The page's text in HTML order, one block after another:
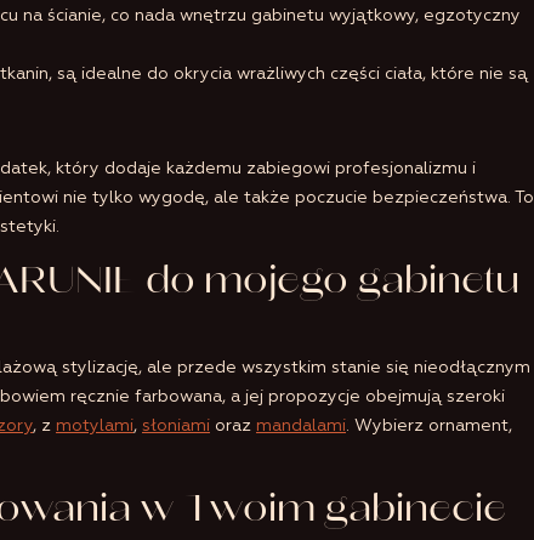
na ścianie, co nada wnętrzu gabinetu wyjątkowy, egzotyczny
są idealne do okrycia wrażliwych części ciała, które nie są
który dodaje każdemu zabiegowi profesjonalizmu i
nie tylko wygodę, ale także poczucie bezpieczeństwa. To
do mojego gabinetu
stylizację, ale przede wszystkim stanie się nieodłącznym
ręcznie farbowana, a jej propozycje obejmują szeroki
, z motylami, słoniami oraz mandalami. Wybierz ornament,
w Twoim gabinecie